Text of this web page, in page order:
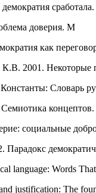
доверия. М
как
2001. Некоторые
Словарь
социальные
language: Words
justification: The